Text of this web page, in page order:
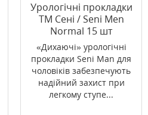
Урологічні прокладки
ТМ Сені / Seni Men
Normal 15 шт
«Дихаючі» урологічні
прокладки Seni Man для
чоловіків забезпечують
надійний захист при
легкому ступе...